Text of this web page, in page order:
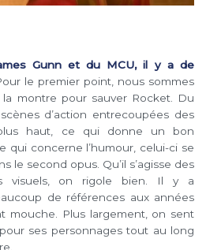
Gunn et du MCU, il y a de
le premier point, nous sommes
montre pour sauver Rocket. Du
d’action entrecoupées des
haut, ce qui donne un bon
qui concerne l’humour, celui-ci se
le second opus. Qu’il s’agisse des
visuels, on rigole bien. Il y a
de références aux années
mouche. Plus largement, on sent
ses personnages tout au long